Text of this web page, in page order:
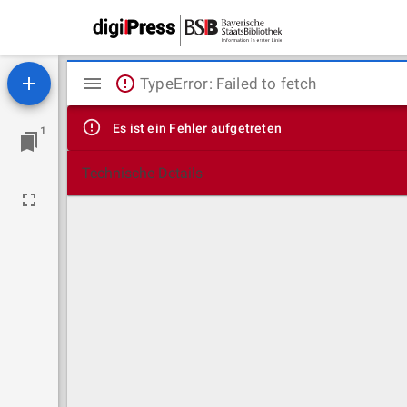
1
Mirador
Viewer
TypeError: Failed to fetch
Es ist ein Fehler aufgetreten
Technische Details